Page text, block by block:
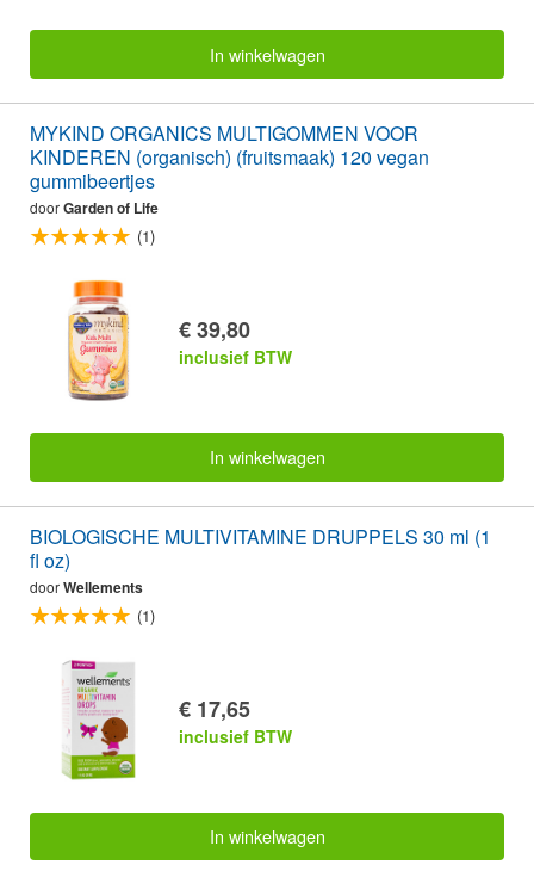
In winkelwagen
MYKIND ORGANICS MULTIGOMMEN VOOR
KINDEREN (organisch) (fruitsmaak) 120 vegan
gummibeertjes
doorGarden of Life
(1)
€ 39,80
inclusief BTW
In winkelwagen
BIOLOGISCHE MULTIVITAMINE DRUPPELS 30 ml (1
fl oz)
doorWellements
(1)
€ 17,65
inclusief BTW
In winkelwagen